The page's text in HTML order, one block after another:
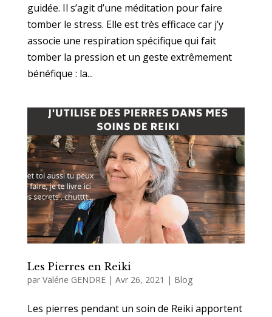
guidée. Il s’agit d’une méditation pour faire
tomber le stress. Elle est très efficace car j’y
associe une respiration spécifique qui fait
tomber la pression et un geste extrêmement
bénéfique : la...
Les Pierres en Reiki
par Valérie GENDRE| Avr 26, 2021 | Blog
Les pierres pendant un soin de Reiki apportent